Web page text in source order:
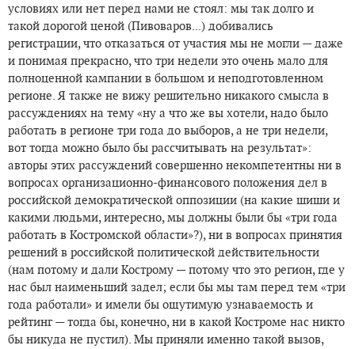
условиях или нет перед нами не стоял: мы так долго и
такой дорогой ценой (Пивоваров...) добивались
регистрации, что отказаться от участия мы не могли — даже
и понимая прекрасно, что три недели это очень мало для
полноценной кампании в большом и неподготовленном
регионе. Я также не вижу решительно никакого смысла в
рассуждениях на тему «ну а что же вы хотели, надо было
работать в регионе три года до выборов, а не три недели,
вот тогда можно было бы рассчитывать на результат»:
авторы этих рассуждений совершенно некомпетентны ни в
вопросах организационно-финансового положения дел в
российской демократической оппозиции (на какие шиши и
какими людьми, интересно, мы должны были бы «три года
работать в Костромской области»?), ни в вопросах принятия
решений в российской политической действительности
(нам потому и дали Кострому — потому что это регион, где у
нас был наименьший задел; если бы мы там перед тем «три
года работали» и имели бы ощутимую узнаваемость и
рейтинг — тогда бы, конечно, ни в какой Костроме нас никто
бы никуда не пустил). Мы приняли именно такой вызов,